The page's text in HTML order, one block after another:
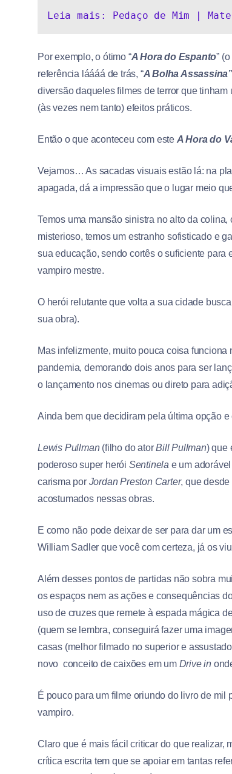
Leia mais: Pedaço de Mim |
Por exemplo, o ótimo “A Hora do Espanto”
referência láááá de trás, “A Bolha Assassina”
diversão daqueles filmes de terror que
(às vezes nem tanto) efeitos práticos.
Então o que aconteceu com este A Hora do
Vejamos… As sacadas visuais estão lá: na
apagada, dá a impressão que o lugar meio
Temos uma mansão sinistra no alto da
misterioso, temos um estranho sofisticado e
sua educação, sendo cortês o suficiente
vampiro mestre.
O herói relutante que volta a sua cidade
sua obra).
Mas infelizmente, muito pouca coisa
pandemia, demorando dois anos para ser
o lançamento nos cinemas ou direto para
Ainda bem que decidiram pela última opção
Lewis Pullman(filho do atorBill Pullman) que
poderoso super herói Sentinela e um
carisma por Jordan Preston Carter, que
acostumados nessas obras.
E como não pode deixar de ser para dar um
William Sadler que você com certeza, já os
Além desses pontos de partidas não sobra
os espaços nem as ações e consequências
uso de cruzes que remete à espada mágica
(quem se lembra, conseguirá fazer uma
casas (melhor filmado no superior e
novo conceito de caixões em um Drive in
É pouco para um filme oriundo do livro de mil
vampiro.
Claro que é mais fácil criticar do que realizar,
crítica escrita tem que se apoiar em tantas